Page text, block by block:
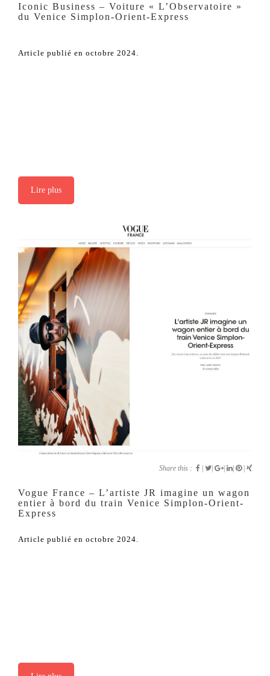
Iconic Business – Voiture « L’Observatoire »
du Venice Simplon-Orient-Express
Article publié en octobre 2024.
Lire plus
Share this : |
Vogue France – L’artiste JR imagine un wagon
entier à bord du train Venice Simplon-Orient-
Express
Article publié en octobre 2024.